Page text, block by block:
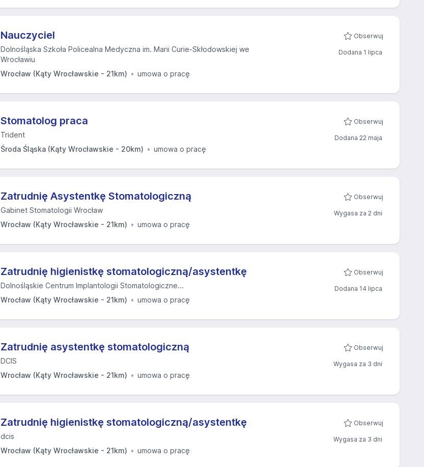
Nauczyciel
Dolnośląska Szkoła Policealna Medyczna im. Marii Curie-Skłodowskiej we
Wrocławiu
Wrocław (Kąty Wrocławskie - 21km)
umowa o pracę
Obserwuj
Dodana 1 lipca
Stomatolog praca
Trident
Środa Śląska (Kąty Wrocławskie - 20km)
umowa o pracę
Obserwuj
Dodana 22 maja
Zatrudnię Asystentkę Stomatologiczną
Gabinet Stomatologii Wrocław
Wrocław (Kąty Wrocławskie - 21km)
umowa o pracę
Obserwuj
Wygasa za 2 dni
Zatrudnię higienistkę stomatologiczną/asystentkę
Dolnośląskie Centrum Implantologii Stomatologiczne...
Wrocław (Kąty Wrocławskie - 21km)
umowa o pracę
Obserwuj
Dodana 14 lipca
Zatrudnię asystentkę stomatologiczną
DCIS
Wrocław (Kąty Wrocławskie - 21km)
umowa o pracę
Obserwuj
Wygasa za 3 dni
Zatrudnię higienistkę stomatologiczną/asystentkę
dcis
Wrocław (Kąty Wrocławskie - 21km)
umowa o pracę
Obserwuj
Wygasa za 3 dni